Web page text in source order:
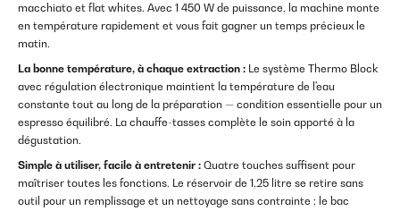
macchiato et flat whites. Avec 1 450 W de puissance, la machine monte
en température rapidement et vous fait gagner un temps précieux le
matin.
La bonne température, à chaque extraction : Le système Thermo Block
avec régulation électronique maintient la température de l'eau
constante tout au long de la préparation — condition essentielle pour un
espresso équilibré. La chauffe-tasses complète le soin apporté à la
dégustation.
Simple à utiliser, facile à entretenir : Quatre touches suffisent pour
maîtriser toutes les fonctions. Le réservoir de 1,25 litre se retire sans
outil pour un remplissage et un nettoyage sans contrainte ; le bac